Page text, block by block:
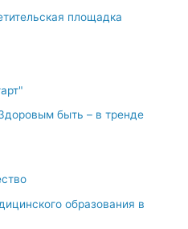
площадка
быть – в тренде
образования в